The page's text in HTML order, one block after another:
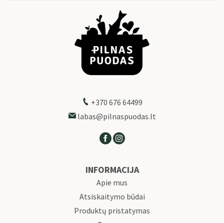
+370 676 64499
labas@pilnaspuodas.lt
INFORMACIJA
Apie mus
Atsiskaitymo būdai
Produktų pristatymas